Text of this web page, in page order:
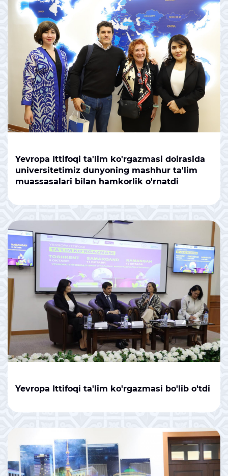
Yevropa Ittifoqi ta'lim ko'rgazmasi doirasida
universitetimiz dunyoning mashhur ta'lim
muassasalari bilan hamkorlik o'rnatdi
Yevropa Ittifoqi ta'lim ko'rgazmasi bo'lib o'tdi